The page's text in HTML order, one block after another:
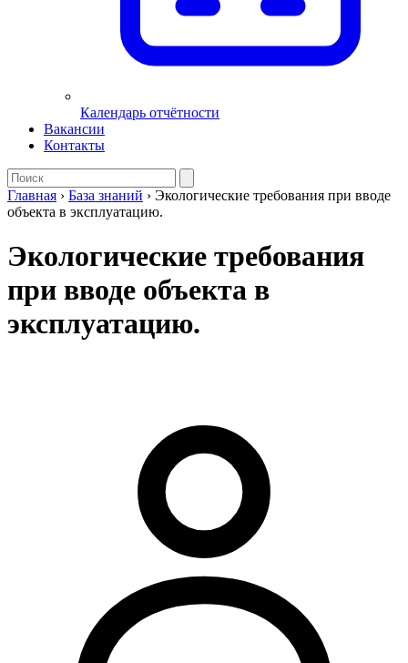
Календарь отчётности
Вакансии
Контакты
Главная › База знаний › Экологические требования при вводе
объекта в эксплуатацию.
Экологические требования
при вводе объекта в
эксплуатацию.